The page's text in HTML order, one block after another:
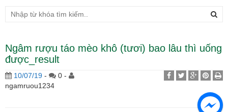
Ngâm rượu táo mèo khô (tươi) bao lâu thì uống
được_result
10/07/19 -
0 -
ngamruou1234